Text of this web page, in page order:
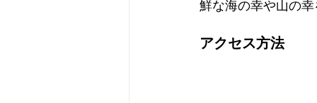
鮮な海の幸や山の
アクセス方法